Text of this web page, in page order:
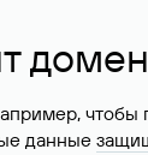
домен
данные